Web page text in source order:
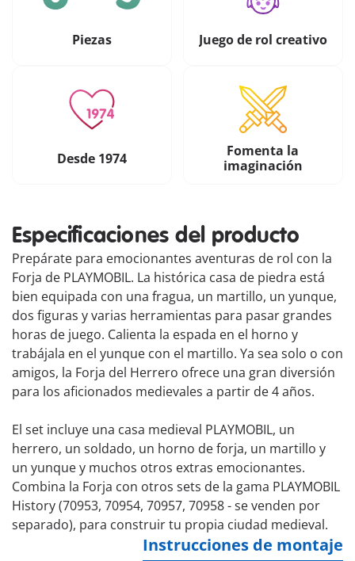
Piezas Juego de rol creativo
Desde 1974
Fomenta la
imaginación
Especificaciones del producto
Prepárate para emocionantes aventuras de rol con la
Forja de PLAYMOBIL. La histórica casa de piedra está
bien equipada con una fragua, un martillo, un yunque,
dos figuras y varias herramientas para pasar grandes
horas de juego. Calienta la espada en el horno y
trabájala en el yunque con el martillo. Ya sea solo o con
amigos, la Forja del Herrero ofrece una gran diversión
para los aficionados medievales a partir de 4 años.
El set incluye una casa medieval PLAYMOBIL, un
herrero, un soldado, un horno de forja, un martillo y
un yunque y muchos otros extras emocionantes.
Combina la Forja con otros sets de la gama PLAYMOBIL
History (70953, 70954, 70957, 70958 - se venden por
separado), para construir tu propia ciudad medieval.
Instrucciones de montaje